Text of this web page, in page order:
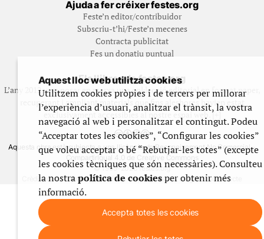
Ajuda a fer créixer festes.org
Feste’n editor/contribuidor
Subscriu-t’hi/Feste’n mecenes
Contracta publicitat
Fes un donatiu puntual
Els llibres de festes.org
L’any 2012 vam posar en marxa una col·lecció editorial en format paper,
recuperant i ampliant materials que fins aleshores havien estat
exclusivament accessibles al nostre espai web. [+]
Aquesta obra està subjecta a una llicència de Reconeixement No Comercial -
CompartirIgual 4.0 de Creative Commons
© 1999-2026 festes.org
Crèdits del webAvís legalPolítica de privadesaÚs de galetes Contacte
Aquest lloc web utilitza cookies
Utilitzem cookies pròpies i de tercers per millorar
l’experiència d’usuari, analitzar el trànsit, la vostra
navegació al web i personalitzar el contingut. Podeu
“Acceptar totes les cookies”, “Configurar les cookies”
que voleu acceptar o bé “Rebutjar-les totes” (excepte
les cookies tècniques que són necessàries). Consulteu
la nostrapolítica de cookiesper obtenir més
informació.
Accepta totes les cookies